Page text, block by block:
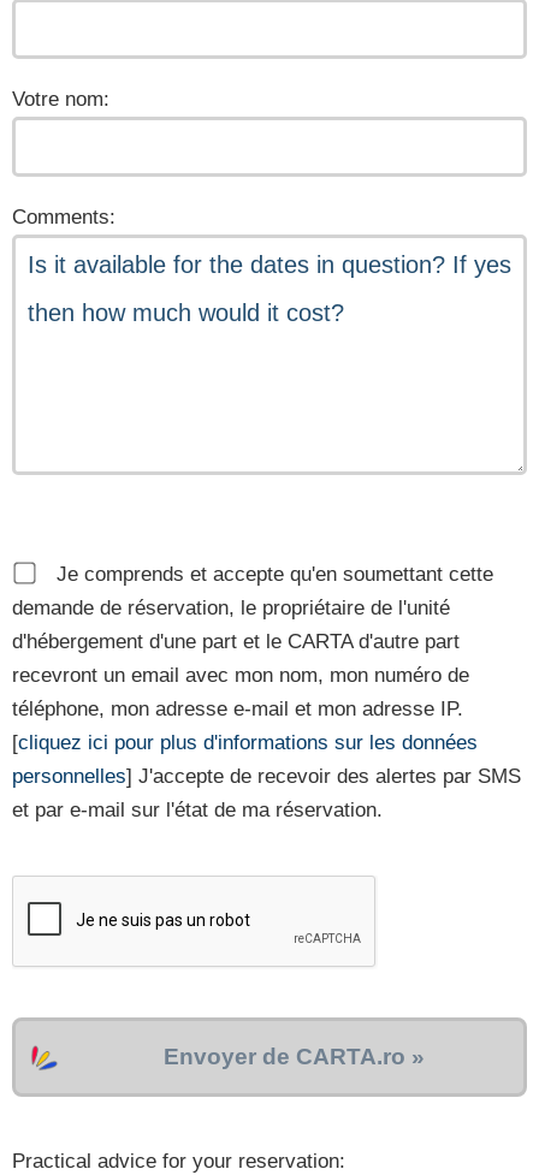
Votre nom:
Comments:
Je comprends et accepte qu'en soumettant cette
demande de réservation, le propriétaire de l'unité
d'hébergement d'une part et le CARTA d'autre part
recevront un email avec mon nom, mon numéro de
téléphone, mon adresse e-mail et mon adresse IP.
[cliquez ici pour plus d'informations sur les données
personnelles] J'accepte de recevoir des alertes par SMS
et par e-mail sur l'état de ma réservation.
Envoyer de CARTA.ro »
Practical advice for your reservation: